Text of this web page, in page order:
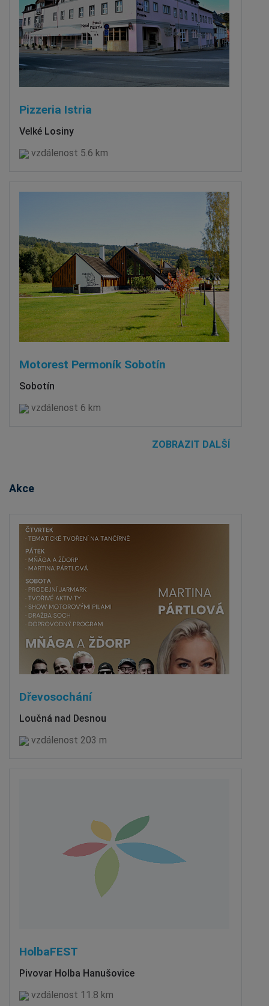
Pizzeria Istria
Velké Losiny
vzdálenost 5.6 km
Motorest Permoník Sobotín
Sobotín
vzdálenost 6 km
ZOBRAZIT DALŠÍ
Akce
Dřevosochání
Loučná nad Desnou
vzdálenost 203 m
HolbaFEST
Pivovar Holba Hanušovice
vzdálenost 11.8 km